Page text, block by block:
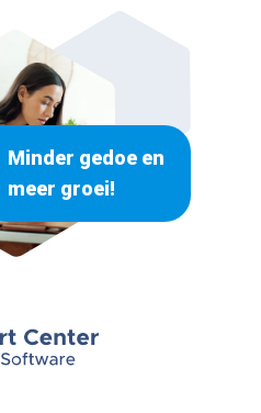
Minder gedoe en
meer groei!